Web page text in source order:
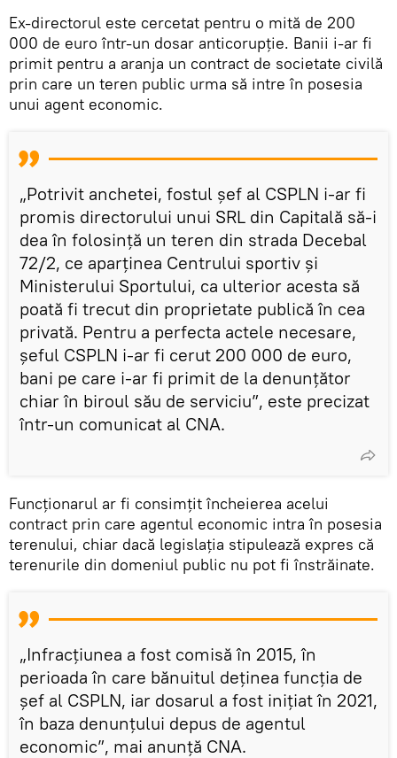
Ex-directorul este cercetat pentru o mită de 200
000 de euro într-un dosar anticorupție. Banii i-ar fi
primit pentru a aranja un contract de societate civilă
prin care un teren public urma să intre în posesia
unui agent economic.
„Potrivit anchetei, fostul șef al CSPLN i-ar fi
promis directorului unui SRL din Capitală să-i
dea în folosință un teren din strada Decebal
72/2, ce aparținea Centrului sportiv și
Ministerului Sportului, ca ulterior acesta să
poată fi trecut din proprietate publică în cea
privată. Pentru a perfecta actele necesare,
șeful CSPLN i-ar fi cerut 200 000 de euro,
bani pe care i-ar fi primit de la denunțător
chiar în biroul său de serviciu”, este precizat
într-un comunicat al CNA.
Funcționarul ar fi consimțit încheierea acelui
contract prin care agentul economic intra în posesia
terenului, chiar dacă legislația stipulează expres că
terenurile din domeniul public nu pot fi înstrăinate.
„Infracțiunea a fost comisă în 2015, în
perioada în care bănuitul deținea funcția de
șef al CSPLN, iar dosarul a fost inițiat în 2021,
în baza denunțului depus de agentul
economic”, mai anunță CNA.